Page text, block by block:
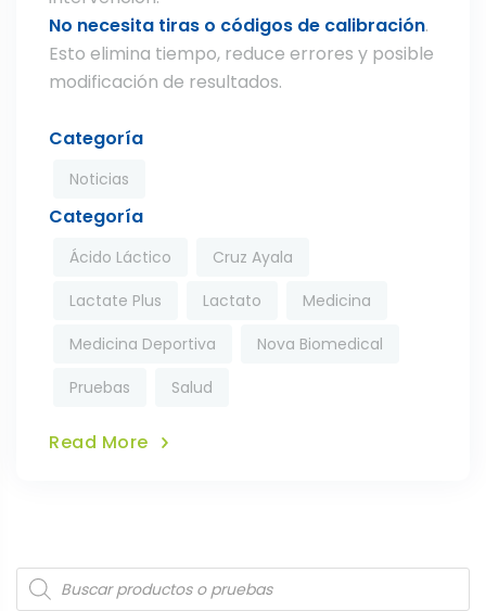
No necesita tiras o códigos de calibración.
Esto elimina tiempo, reduce errores y posible
modificación de resultados.
Categoría
Noticias
Categoría
Ácido Láctico
Cruz Ayala
Lactate Plus
Lactato
Medicina
Medicina Deportiva
Nova Biomedical
Pruebas
Salud
Read More
Products
search